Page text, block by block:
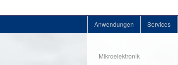
Anwendungen Services
Mikroelektronik